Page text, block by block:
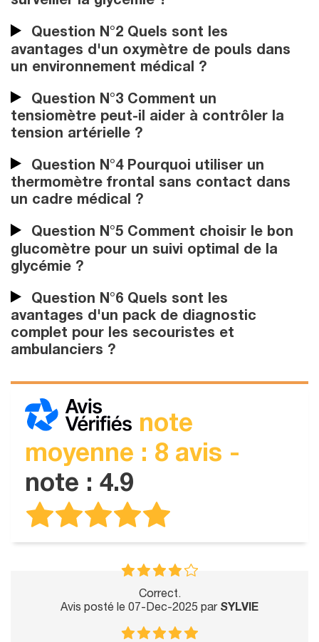
Question N°2 Quels sont les
avantages d'un oxymètre de pouls dans
un environnement médical ?
Question N°3 Comment un
tensiomètre peut-il aider à contrôler la
tension artérielle ?
Question N°4 Pourquoi utiliser un
thermomètre frontal sans contact dans
un cadre médical ?
Question N°5 Comment choisir le bon
glucomètre pour un suivi optimal de la
glycémie ?
Question N°6 Quels sont les
avantages d'un pack de diagnostic
complet pour les secouristes et
ambulanciers ?
note
moyenne : 8 avis -
note : 4.9
Correct.
Avis posté le 07-Dec-2025 par SYLVIE